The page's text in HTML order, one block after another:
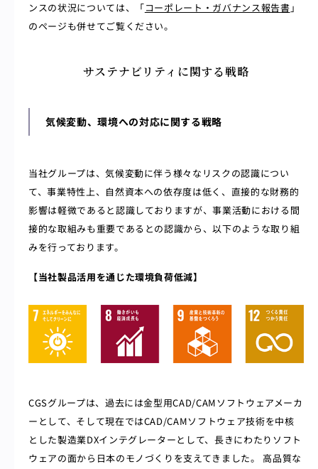
ンスの状況については、「コーポレート・ガバナンス報告書 」
のページも併せてご覧ください。
サステナビリティに関する戦略
気候変動、環境への対応に関する戦略
当社グループは、気候変動に伴う様々なリスクの認識につい
て、事業特性上、自然資本への依存度は低く、直接的な財務的
影響は軽微であると認識しておりますが、事業活動における間
接的な取組みも重要であるとの認識から、以下のような取り組
みを行っております。
【当社製品活用を通じた環境負荷低減】
CGSグループは、過去には金型用CAD/CAMソフトウェアメーカ
ーとして、そして現在ではCAD/CAMソフトウェア技術を中核
とした製造業DXインテグレーターとして、長きにわたりソフト
ウェアの面から日本のモノづくりを支えてきました。 高品質な